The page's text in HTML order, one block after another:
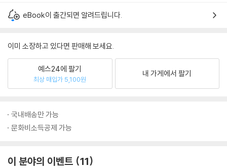
eBook이 출간되면 알려드립니다.
이미 소장하고 있다면 판매해 보세요.
예스24에 팔기
최상 매입가 5,100원
내 가게에서 팔기
국내배송만 가능
문화비소득공제 가능
이 분야의 이벤트 11